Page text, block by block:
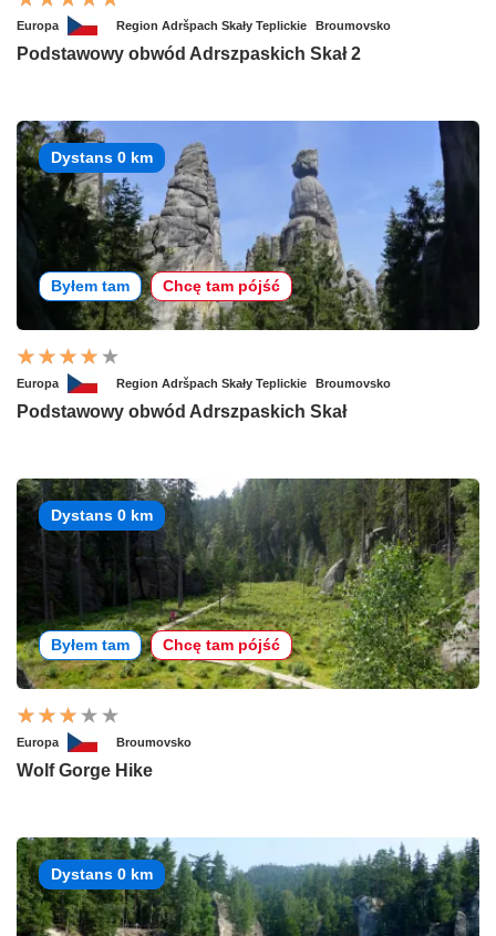
Europa Region Adršpach Skały Teplickie Broumovsko
Podstawowy obwód Adrszpaskich Skał 2
Dystans 0 km
Byłem tam Chcę tam pójść
Europa Region Adršpach Skały Teplickie Broumovsko
Podstawowy obwód Adrszpaskich Skał
Dystans 0 km
Byłem tam Chcę tam pójść
Europa Broumovsko
Wolf Gorge Hike
Dystans 0 km